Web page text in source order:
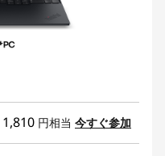
1,810 円相当 今すぐ参加